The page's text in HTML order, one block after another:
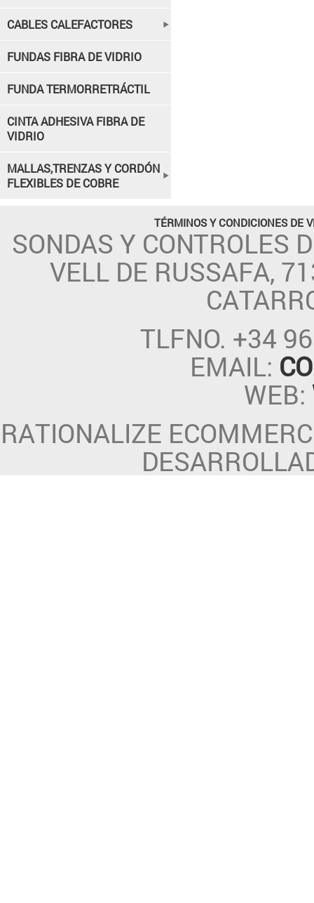
CABLES CALEFACTORES
FUNDAS FIBRA DE VIDRIO
FUNDA TERMORRETRÁCTIL
CINTA ADHESIVA FIBRA DE
VIDRIO
MALLAS,TRENZAS Y CORDÓN
FLEXIBLES DE COBRE
TÉRMINOS Y CONDICIONES DE
SONDAS Y CONTROLES
VELL DE RUSSAFA,
TLFNO. +34
EMAIL:
WEB:
RATIONALIZE